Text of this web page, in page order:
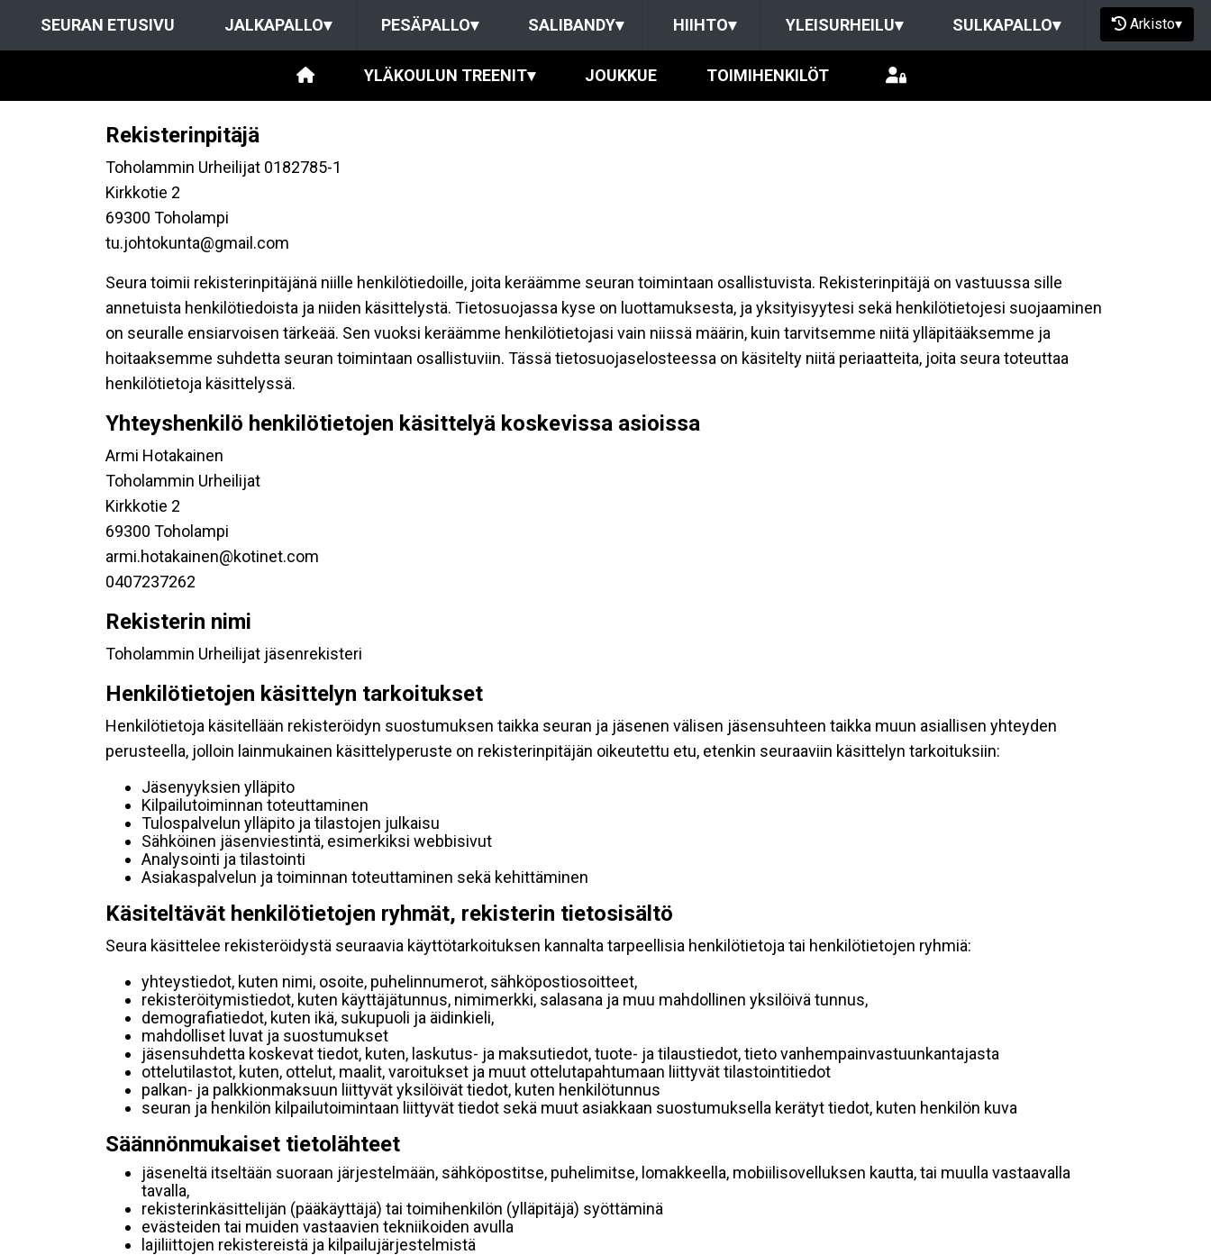
SEURAN ETUSIVU JALKAPALLO▾ PESÄPALLO▾ SALIBANDY▾ HIIHTO▾ YLEISURHEILU▾ SULKAPALLO▾ Arkisto▾
YLÄKOULUN TREENIT▾ JOUKKUE TOIMIHENKILÖT
Rekisterinpitäjä
Toholammin Urheilijat 0182785-1
Kirkkotie 2
69300 Toholampi
tu.johtokunta@gmail.com
Seura toimii rekisterinpitäjänä niille henkilötiedoille, joita keräämme seuran toimintaan osallistuvista. Rekisterinpitäjä on vastuussa sille
annetuista henkilötiedoista ja niiden käsittelystä. Tietosuojassa kyse on luottamuksesta, ja yksityisyytesi sekä henkilötietojesi suojaaminen
on seuralle ensiarvoisen tärkeää. Sen vuoksi keräämme henkilötietojasi vain niissä määrin, kuin tarvitsemme niitä ylläpitääksemme ja
hoitaaksemme suhdetta seuran toimintaan osallistuviin. Tässä tietosuojaselosteessa on käsitelty niitä periaatteita, joita seura toteuttaa
henkilötietoja käsittelyssä.
Yhteyshenkilö henkilötietojen käsittelyä koskevissa asioissa
Armi Hotakainen
Toholammin Urheilijat
Kirkkotie 2
69300 Toholampi
armi.hotakainen@kotinet.com
0407237262
Rekisterin nimi
Toholammin Urheilijat jäsenrekisteri
Henkilötietojen käsittelyn tarkoitukset
Henkilötietoja käsitellään rekisteröidyn suostumuksen taikka seuran ja jäsenen välisen jäsensuhteen taikka muun asiallisen yhteyden
perusteella, jolloin lainmukainen käsittelyperuste on rekisterinpitäjän oikeutettu etu, etenkin seuraaviin käsittelyn tarkoituksiin:
Jäsenyyksien ylläpito
Kilpailutoiminnan toteuttaminen
Tulospalvelun ylläpito ja tilastojen julkaisu
Sähköinen jäsenviestintä, esimerkiksi webbisivut
Analysointi ja tilastointi
Asiakaspalvelun ja toiminnan toteuttaminen sekä kehittäminen
Käsiteltävät henkilötietojen ryhmät, rekisterin tietosisältö
Seura käsittelee rekisteröidystä seuraavia käyttötarkoituksen kannalta tarpeellisia henkilötietoja tai henkilötietojen ryhmiä:
yhteystiedot, kuten nimi, osoite, puhelinnumerot, sähköpostiosoitteet,
rekisteröitymistiedot, kuten käyttäjätunnus, nimimerkki, salasana ja muu mahdollinen yksilöivä tunnus,
demografiatiedot, kuten ikä, sukupuoli ja äidinkieli,
mahdolliset luvat ja suostumukset
jäsensuhdetta koskevat tiedot, kuten, laskutus- ja maksutiedot, tuote- ja tilaustiedot, tieto vanhempainvastuunkantajasta
ottelutilastot, kuten, ottelut, maalit, varoitukset ja muut ottelutapahtumaan liittyvät tilastointitiedot
palkan- ja palkkionmaksuun liittyvät yksilöivät tiedot, kuten henkilötunnus
seuran ja henkilön kilpailutoimintaan liittyvät tiedot sekä muut asiakkaan suostumuksella kerätyt tiedot, kuten henkilön kuva
Säännönmukaiset tietolähteet
jäseneltä itseltään suoraan järjestelmään, sähköpostitse, puhelimitse, lomakkeella, mobiilisovelluksen kautta, tai muulla vastaavalla
tavalla,
rekisterinkäsittelijän (pääkäyttäjä) tai toimihenkilön (ylläpitäjä) syöttäminä
evästeiden tai muiden vastaavien tekniikoiden avulla
lajiliittojen rekistereistä ja kilpailujärjestelmistä